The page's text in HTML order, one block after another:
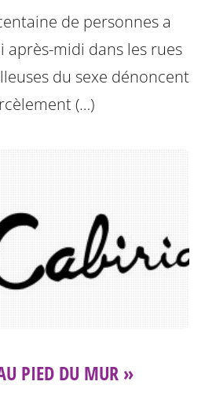
de personnes a
après-midi dans les rues
du sexe dénoncent
(…)
PIED DU MUR »